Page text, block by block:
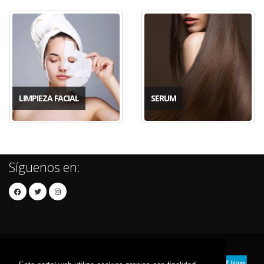
LIMPIEZA FACIAL SERUM
Síguenos en: